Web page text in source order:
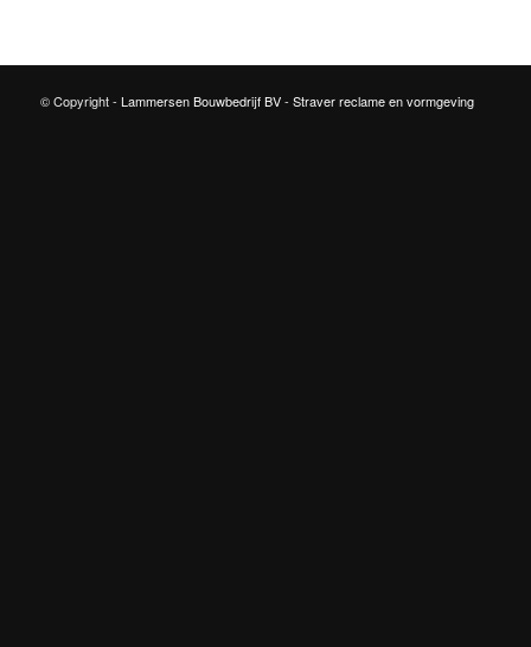
© Copyright - Lammersen Bouwbedrijf BV- Straver reclame en vormgeving